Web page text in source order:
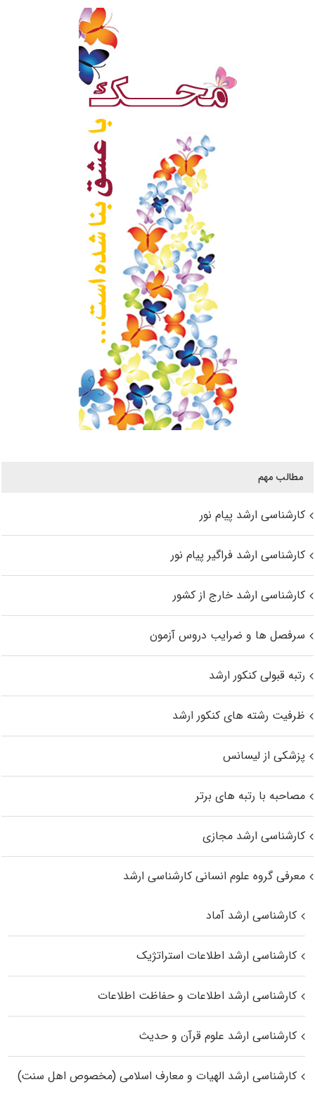
مطالب مهم
کارشناسی ارشد پیام نور
کارشناسی ارشد فراگیر پیام نور
کارشناسی ارشد خارج از کشور
سرفصل ها و ضرایب دروس آزمون
رتبه قبولی کنکور ارشد
ظرفیت رشته های کنکور ارشد
پزشکی از لیسانس
مصاحبه با رتبه های برتر
کارشناسی ارشد مجازی
معرفی گروه علوم انسانی کارشناسی ارشد
کارشناسی ارشد آماد
کارشناسی ارشد اطلاعات استراتژیک
کارشناسی ارشد اطلاعات و حفاظت اطلاعات
کارشناسی ارشد علوم قرآن و حدیث
کارشناسی ارشد الهیات و معارف اسلامی (مخصوص اهل سنت)